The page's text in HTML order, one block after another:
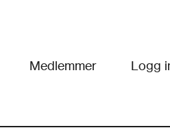
Medlemmer Logg